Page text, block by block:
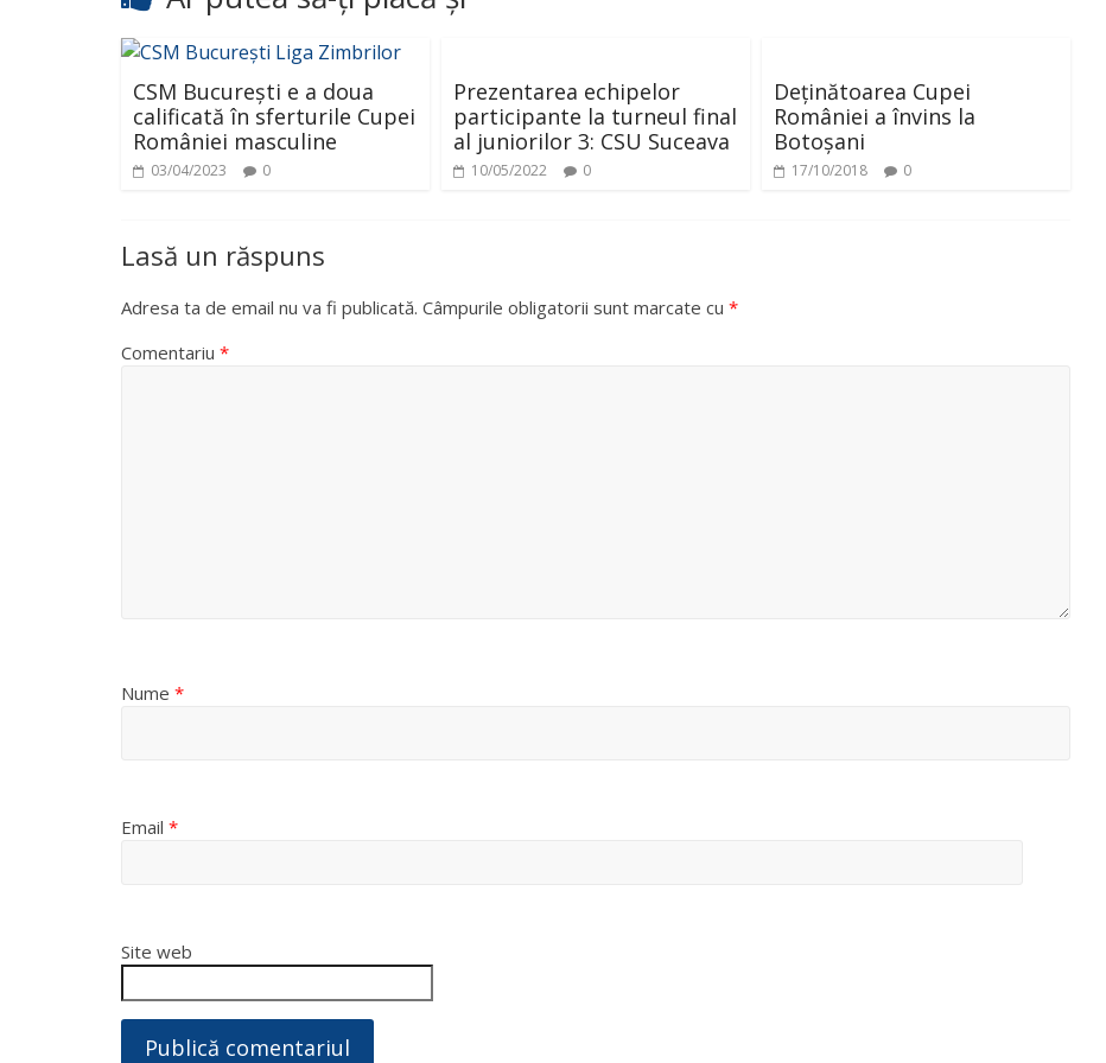
d
CSM București e a doua
calificată în sferturile Cupei
României masculine
03/04/2023 0
Prezentarea echipelor
participante la turneul final
al juniorilor 3: CSU Suceava
10/05/2022 0
Deținătoarea Cupei
României a învins la
Botoșani
17/10/2018 0
Lasă un răspuns
Adresa ta de email nu va fi publicată. Câmpurile obligatorii sunt marcate cu *
Comentariu *
Nume *
Email *
Site web